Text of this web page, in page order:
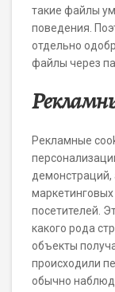
такие файлы
поведения.
отдельно
файлы через
Рекламные
демонстраций,
посетителей.
какого рода
объекты
происходили
обычно